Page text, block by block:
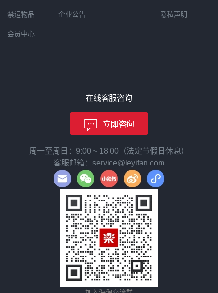
禁运物品
会员中心
企业公告 隐私声明
在线客服咨询
周一至周日：9:00 ~ 18:00（法定节假日休息）
客服邮箱：service@leyifan.com